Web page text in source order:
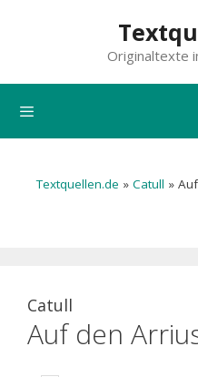
Originaltexte
Textquellen.de » Catull »
Catull
Auf den